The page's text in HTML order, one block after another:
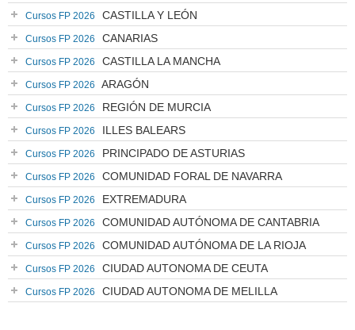
Cursos FP 2026 CASTILLA Y LEÓN
Cursos FP 2026 CANARIAS
Cursos FP 2026 CASTILLA LA MANCHA
Cursos FP 2026 ARAGÓN
Cursos FP 2026 REGIÓN DE MURCIA
Cursos FP 2026 ILLES BALEARS
Cursos FP 2026 PRINCIPADO DE ASTURIAS
Cursos FP 2026 COMUNIDAD FORAL DE NAVARRA
Cursos FP 2026 EXTREMADURA
Cursos FP 2026 COMUNIDAD AUTÓNOMA DE CANTABRIA
Cursos FP 2026 COMUNIDAD AUTÓNOMA DE LA RIOJA
Cursos FP 2026 CIUDAD AUTONOMA DE CEUTA
Cursos FP 2026 CIUDAD AUTONOMA DE MELILLA